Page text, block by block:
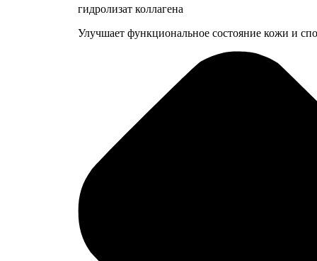
гидролизат коллагена
Улучшает функциональное состояние кожи и